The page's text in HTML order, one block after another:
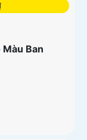
Ban